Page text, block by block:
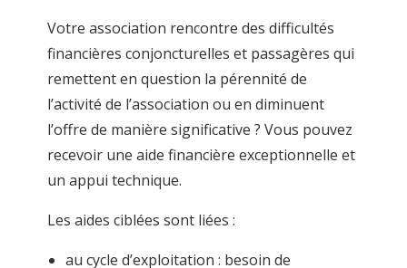
Votre association rencontre des difficultés
financières conjoncturelles et passagères qui
remettent en question la pérennité de
l’activité de l’association ou en diminuent
l’offre de manière significative ? Vous pouvez
recevoir une aide financière exceptionnelle et
un appui technique.
Les aides ciblées sont liées :
au cycle d’exploitation : besoin de